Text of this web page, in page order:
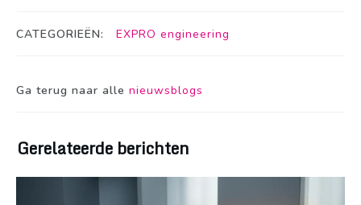
CATEGORIEËN: EXPRO engineering
Ga terug naar alle nieuwsblogs
Gerelateerde berichten